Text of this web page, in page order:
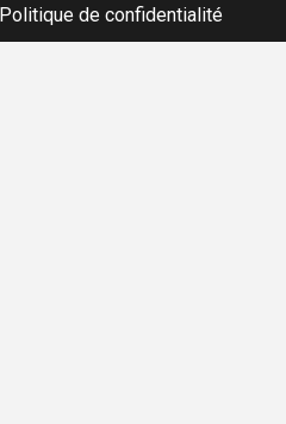
Politique de confidentialité